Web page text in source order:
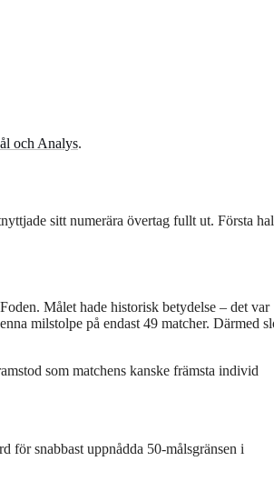
och Analys.
sitt numerära övertag fullt ut. Första
Målet hade historisk betydelse – det var
milstolpe på endast 49 matcher. Därmed
som matchens kanske främsta individ
för snabbast uppnådda 50-målsgränsen i